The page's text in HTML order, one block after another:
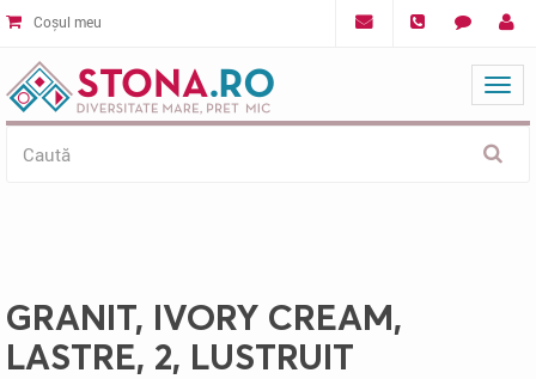
Coșul meu
GRANIT, IVORY CREAM,
LASTRE, 2, LUSTRUIT